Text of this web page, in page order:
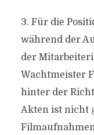
3. Für die
während der
der
Wachtmeister
hinter der
Akten ist nicht